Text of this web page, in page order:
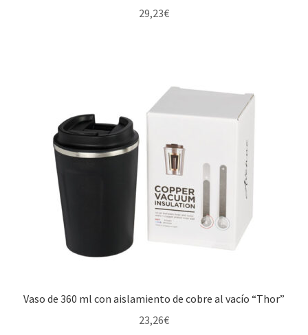
29,23€
Vaso de 360 ml con aislamiento de cobre al vacío “Thor”
23,26€